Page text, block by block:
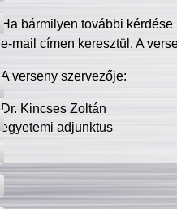
Ha bármilyen további
e-mail címen keresztül. A
A verseny szervezője:
Dr. Kincses Zoltán
egyetemi adjunktus